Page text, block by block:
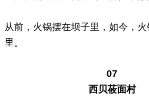
从前，火锅摆在坝子里，如今，
里。
07
西贝莜面村